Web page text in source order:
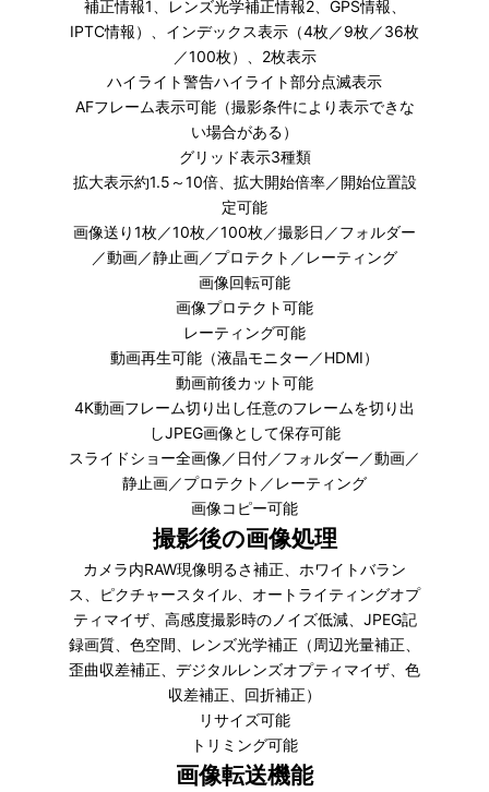
補正情報1、レンズ光学補正情報2、GPS情報、
IPTC情報）、インデックス表示（4枚／9枚／36枚
／100枚）、2枚表示
ハイライト警告ハイライト部分点滅表示
AFフレーム表示可能（撮影条件により表示できな
い場合がある）
グリッド表示3種類
拡大表示約1.5～10倍、拡大開始倍率／開始位置設
定可能
画像送り1枚／10枚／100枚／撮影日／フォルダー
／動画／静止画／プロテクト／レーティング
画像回転可能
画像プロテクト可能
レーティング可能
動画再生可能（液晶モニター／HDMI）
動画前後カット可能
4K動画フレーム切り出し任意のフレームを切り出
しJPEG画像として保存可能
スライドショー全画像／日付／フォルダー／動画／
静止画／プロテクト／レーティング
画像コピー可能
撮影後の画像処理
カメラ内RAW現像明るさ補正、ホワイトバラン
ス、ピクチャースタイル、オートライティングオプ
ティマイザ、高感度撮影時のノイズ低減、JPEG記
録画質、色空間、レンズ光学補正（周辺光量補正、
歪曲収差補正、デジタルレンズオプティマイザ、色
収差補正、回折補正）
リサイズ可能
トリミング可能
画像転送機能